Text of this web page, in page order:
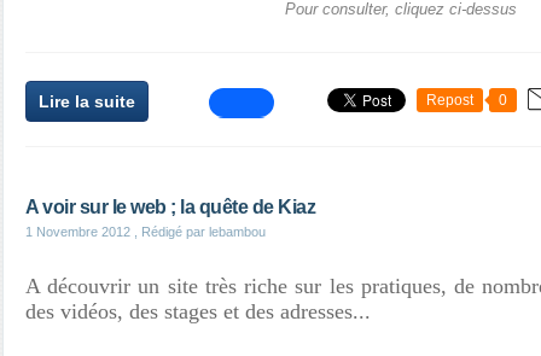
Pour consulter, cliquez ci-dessus
Lire la suite Repost 0
A voir sur le web ; la quête de Kiaz
1 Novembre 2012 , Rédigé par lebambou
A découvrir un site très riche sur les pratiques, de
des vidéos, des stages et des adresses...